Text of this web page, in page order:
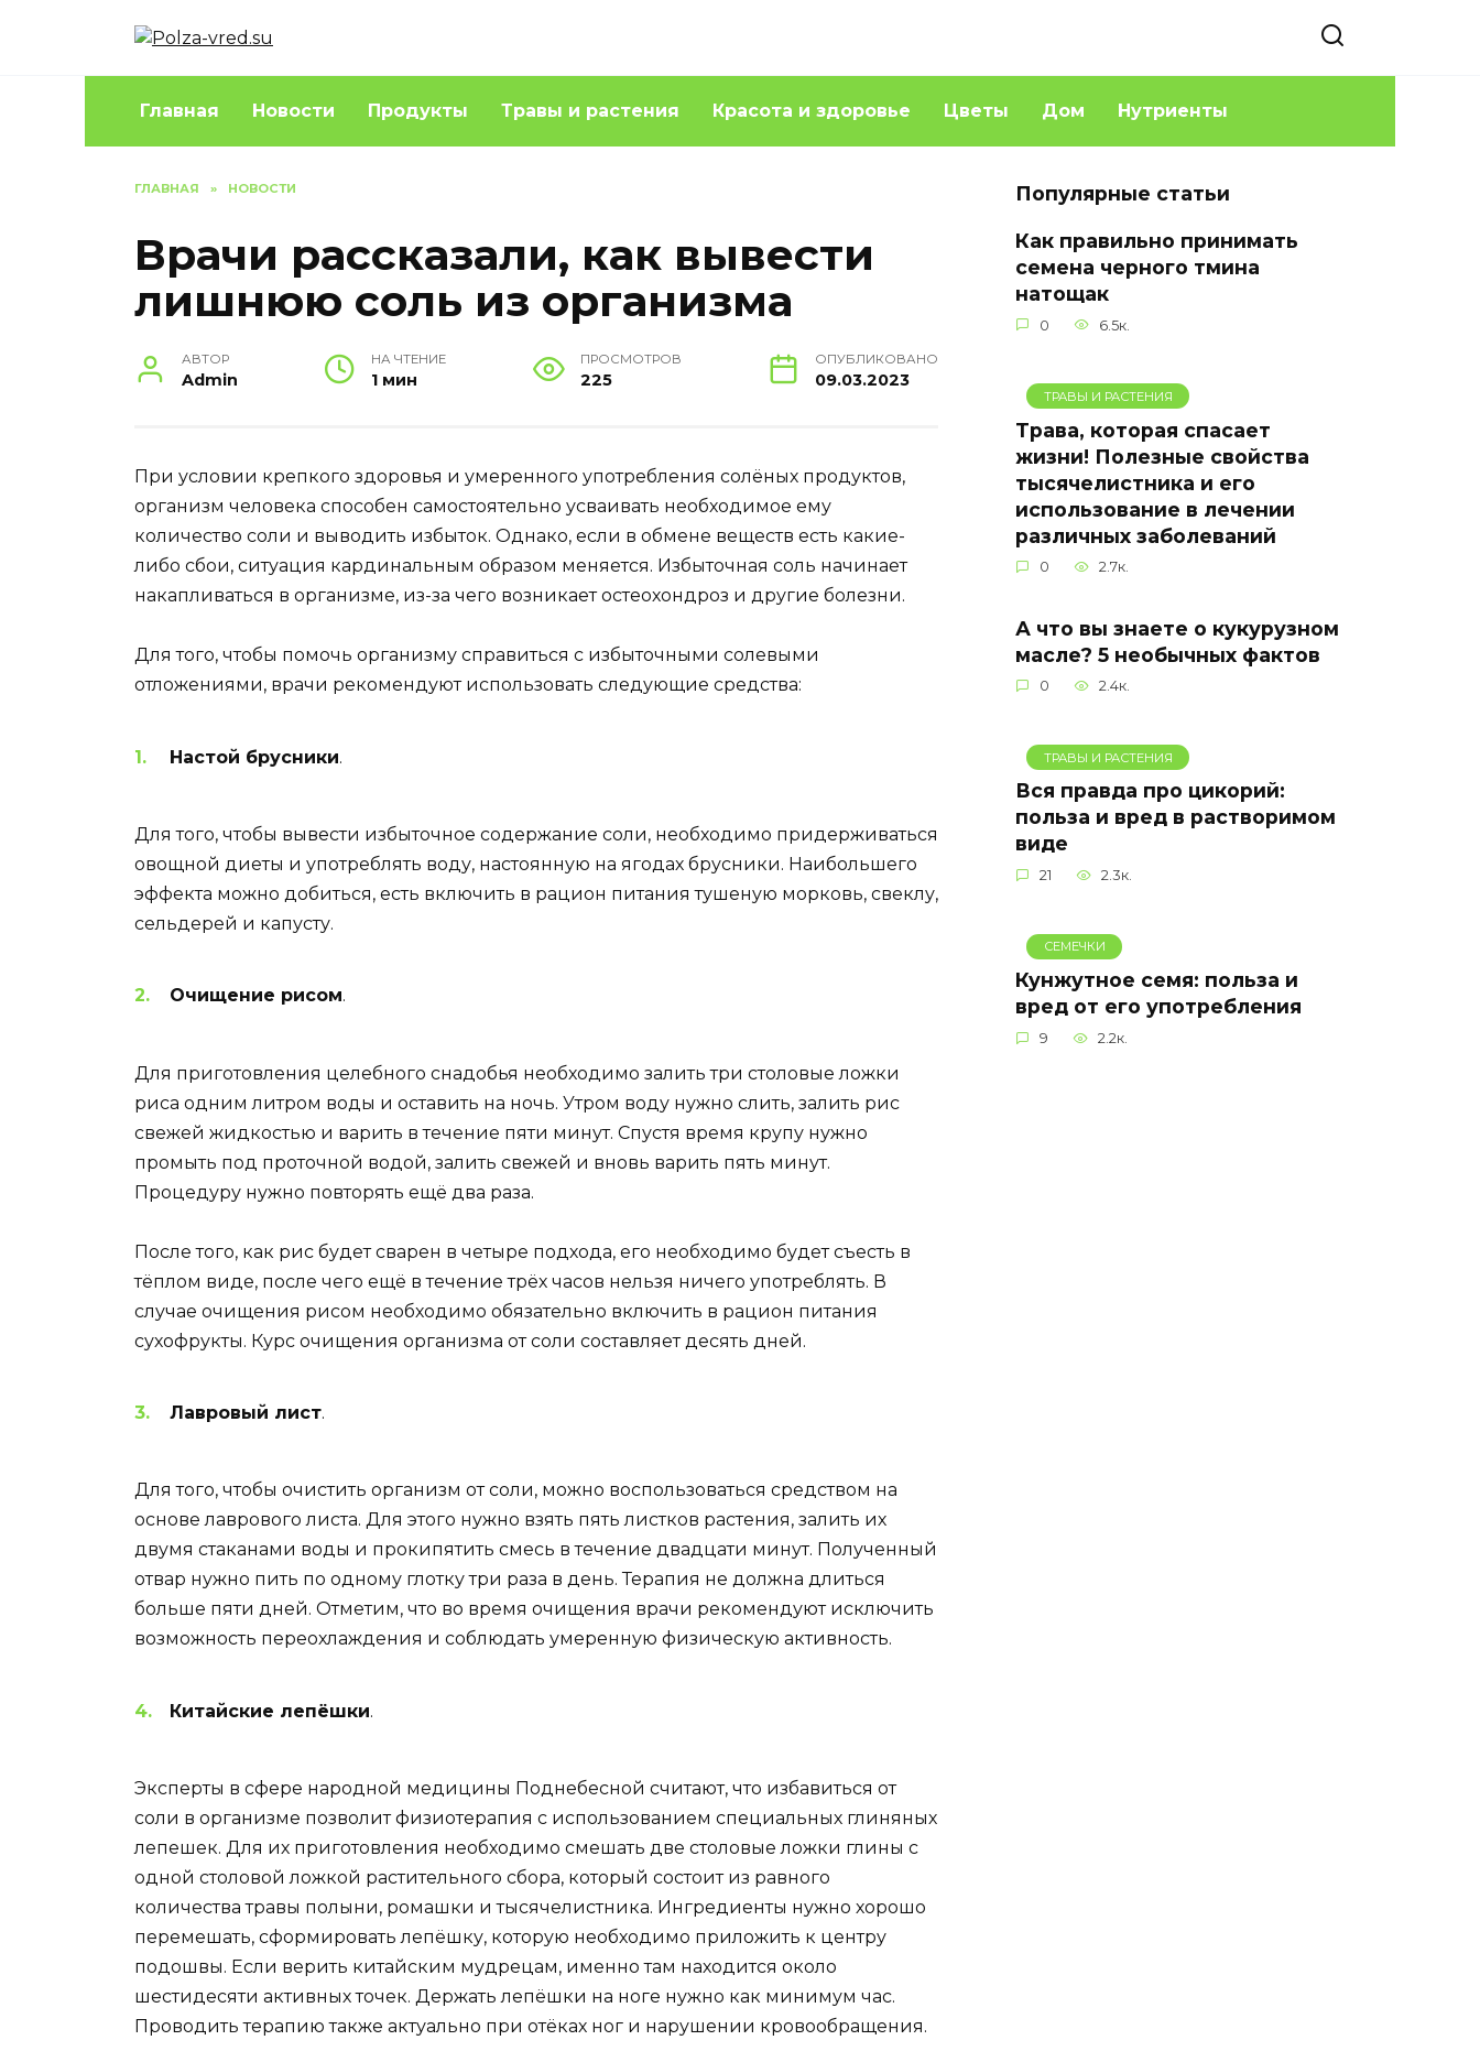
Главная Новости Продукты Травы и растения Красота и здоровье Цветы Дом Нутриенты
ГЛАВНАЯ » НОВОСТИ
Врачи рассказали, как вывести
лишнюю соль из организма
АВТОР
Admin
НА ЧТЕНИЕ
1 мин
ПРОСМОТРОВ
225
ОПУБЛИКОВАНО
09.03.2023
При условии крепкого здоровья и умеренного употребления солёных продуктов,
организм человека способен самостоятельно усваивать необходимое ему
количество соли и выводить избыток. Однако, если в обмене веществ есть какие-
либо сбои, ситуация кардинальным образом меняется. Избыточная соль начинает
накапливаться в организме, из-за чего возникает остеохондроз и другие болезни.
Для того, чтобы помочь организму справиться с избыточными солевыми
отложениями, врачи рекомендуют использовать следующие средства:
Настой брусники.
Для того, чтобы вывести избыточное содержание соли, необходимо придерживаться
овощной диеты и употреблять воду, настоянную на ягодах брусники. Наибольшего
эффекта можно добиться, есть включить в рацион питания тушеную морковь, свеклу,
сельдерей и капусту.
Очищение рисом.
Для приготовления целебного снадобья необходимо залить три столовые ложки
риса одним литром воды и оставить на ночь. Утром воду нужно слить, залить рис
свежей жидкостью и варить в течение пяти минут. Спустя время крупу нужно
промыть под проточной водой, залить свежей и вновь варить пять минут.
Процедуру нужно повторять ещё два раза.
После того, как рис будет сварен в четыре подхода, его необходимо будет съесть в
тёплом виде, после чего ещё в течение трёх часов нельзя ничего употреблять. В
случае очищения рисом необходимо обязательно включить в рацион питания
сухофрукты. Курс очищения организма от соли составляет десять дней.
Лавровый лист.
Для того, чтобы очистить организм от соли, можно воспользоваться средством на
основе лаврового листа. Для этого нужно взять пять листков растения, залить их
двумя стаканами воды и прокипятить смесь в течение двадцати минут. Полученный
отвар нужно пить по одному глотку три раза в день. Терапия не должна длиться
больше пяти дней. Отметим, что во время очищения врачи рекомендуют исключить
возможность переохлаждения и соблюдать умеренную физическую активность.
Китайские лепёшки.
Эксперты в сфере народной медицины Поднебесной считают, что избавиться от
соли в организме позволит физиотерапия с использованием специальных глиняных
лепешек. Для их приготовления необходимо смешать две столовые ложки глины с
одной столовой ложкой растительного сбора, который состоит из равного
количества травы полыни, ромашки и тысячелистника. Ингредиенты нужно хорошо
перемешать, сформировать лепёшку, которую необходимо приложить к центру
подошвы. Если верить китайским мудрецам, именно там находится около
шестидесяти активных точек. Держать лепёшки на ноге нужно как минимум час.
Проводить терапию также актуально при отёках ног и нарушении кровообращения.
Популярные статьи
Как правильно принимать
семена черного тмина
натощак
0 6.5к.
ТРАВЫ И РАСТЕНИЯ
Трава, которая спасает
жизни! Полезные свойства
тысячелистника и его
использование в лечении
различных заболеваний
0 2.7к.
А что вы знаете о кукурузном
масле? 5 необычных фактов
0 2.4к.
ТРАВЫ И РАСТЕНИЯ
Вся правда про цикорий:
польза и вред в растворимом
виде
21 2.3к.
СЕМЕЧКИ
Кунжутное семя: польза и
вред от его употребления
9 2.2к.